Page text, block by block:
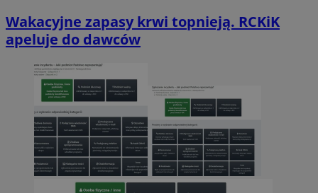
Wakacyjne zapasy krwi topnieją. RCKiK
apeluje do dawców